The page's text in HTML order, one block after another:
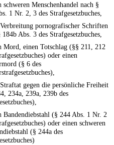
schweren Menschenhandel nach §
1 Nr. 2, 3 des Strafgesetzbuches,
pornografischer Schriften
184b Abs. 3 des Strafgesetzbuches,
Mord, einen Totschlag (§§ 211, 212
oder einen
(§ 6 des
gegen die persönliche Freiheit
234a, 239a, 239b des
Bandendiebstahl (§ 244 Abs. 1 Nr. 2
oder einen schweren
(§ 244a des